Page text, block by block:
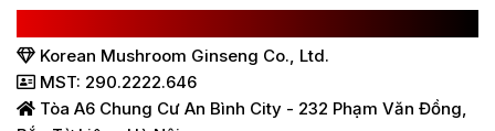
Korean Mushroom Ginseng Co., Ltd.
MST: 290.2222.646
Tòa A6 Chung Cư An Bình City - 232 Phạm Văn Đồng,